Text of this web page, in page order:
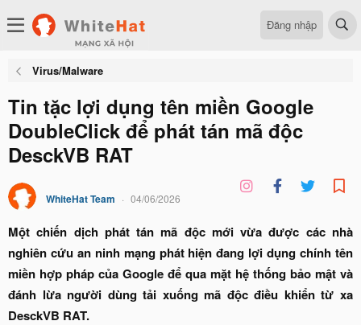
Đăng nhập
Virus/Malware
Tin tặc lợi dụng tên miền Google
DoubleClick để phát tán mã độc
DesckVB RAT
WhiteHat Team 04/06/2026
Một chiến dịch phát tán mã độc mới vừa được các nhà
nghiên cứu an ninh mạng phát hiện đang lợi dụng chính tên
miền hợp pháp của Google để qua mặt hệ thống bảo mật và
đánh lừa người dùng tải xuống mã độc điều khiển từ xa
DesckVB RAT.